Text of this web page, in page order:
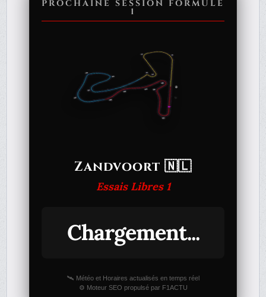
PROCHAINE SESSION FORMULE
1
Zandvoort 🇳🇱
Essais Libres 1
Chargement...
🛰️ Météo et Horaires actualisés en temps réel
⚙️ Moteur SEO propulsé par F1ACTU